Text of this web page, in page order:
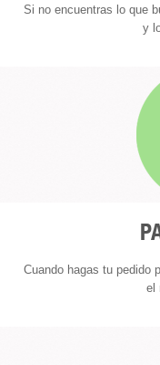
Si no encuentras lo que
y
Cuando hagas tu pedido
el